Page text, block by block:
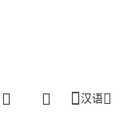
汉语